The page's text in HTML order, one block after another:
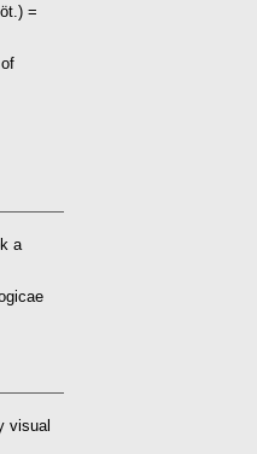
=
a
visual